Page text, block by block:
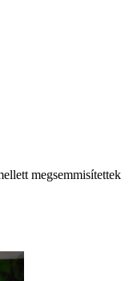
megsemmisítettek